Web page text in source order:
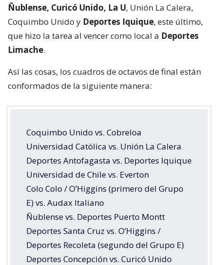
Ñublense, Curicó Unido, La U, Unión La Calera,
Coquimbo Unido y Deportes Iquique, este último,
que hizo la tarea al vencer como local a Deportes
Limache.
Así las cosas, los cuadros de octavos de final están
conformados de la siguiente manera:
Coquimbo Unido vs. Cobreloa
Universidad Católica vs. Unión La Calera
Deportes Antofagasta vs. Deportes Iquique
Universidad de Chile vs. Everton
Colo Colo / O’Higgins (primero del Grupo
E) vs. Audax Italiano
Ñublense vs. Deportes Puerto Montt
Deportes Santa Cruz vs. O’Higgins /
Deportes Recoleta (segundo del Grupo E)
Deportes Concepción vs. Curicó Unido